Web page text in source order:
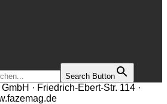
Search Button
· Friedrich-Ebert-Str. 114 ·